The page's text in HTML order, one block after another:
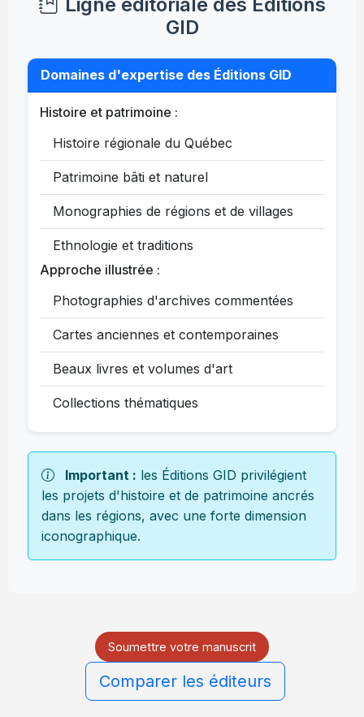
GID
Domaines d'expertise des Éditions GID
Histoire et patrimoine :
Histoire régionale du Québec
Patrimoine bâti et naturel
Monographies de régions et de villages
Ethnologie et traditions
Approche illustrée :
Photographies d'archives commentées
Cartes anciennes et contemporaines
Beaux livres et volumes d'art
Collections thématiques
Important : les Éditions GID privilégient
les projets d'histoire et de patrimoine ancrés
dans les régions, avec une forte dimension
iconographique.
Soumettre votre manuscrit
Comparer les éditeurs